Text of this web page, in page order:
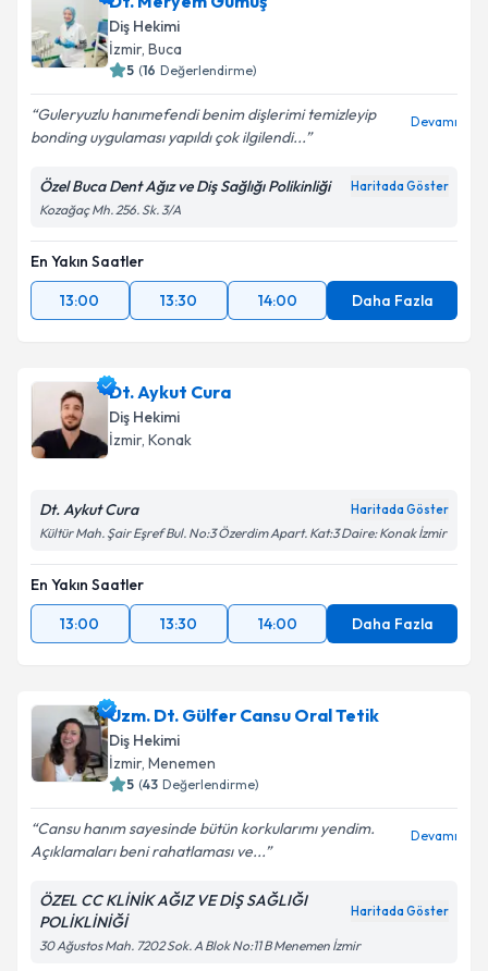
Diş Hekimi
İzmir, Buca
5 (16 Değerlendirme)
Guleryuzlu hanımefendi benim dişlerimi temizleyip
bonding uygulaması yapıldı çok ilgilendi...
Devamı
Özel Buca Dent Ağız ve Diş Sağlığı Polikinliği Haritada Göster
Kozağaç Mh. 256. Sk. 3/A
En Yakın Saatler
13:00
13:30 14:00 Daha Fazla
Dt. Aykut Cura
Diş Hekimi
İzmir, Konak
Dt. Aykut Cura Haritada Göster
Kültür Mah. Şair Eşref Bul. No:3 Özerdim Apart. Kat:3 Daire: Konak İzmir
En Yakın Saatler
13:00
13:30 14:00 Daha Fazla
Uzm. Dt. Gülfer Cansu Oral Tetik
Diş Hekimi
İzmir, Menemen
5 (43 Değerlendirme)
Cansu hanım sayesinde bütün korkularımı yendim.
Açıklamaları beni rahatlaması ve...
Devamı
ÖZEL CC KLİNİK AĞIZ VE DİŞ SAĞLIĞI
POLİKLİNİĞİ
Haritada Göster
30 Ağustos Mah. 7202 Sok. A Blok No:11 B Menemen İzmir